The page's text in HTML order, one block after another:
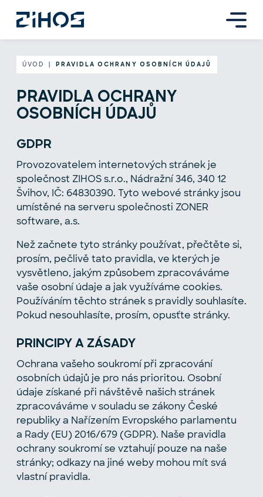
ÚVOD |PRAVIDLA OCHRANY OSOBNÍCH ÚDAJŮ
PRAVIDLA OCHRANY
OSOBNÍCH ÚDAJŮ
GDPR
Provozovatelem internetových stránek je
společnost ZIHOS s.r.o., Nádražní 346, 340 12
Švihov, IČ: 64830390. Tyto webové stránky jsou
umístěné na serveru společnosti ZONER
software, a.s.
Než začnete tyto stránky používat, přečtěte si,
prosím, pečlivě tato pravidla, ve kterých je
vysvětleno, jakým způsobem zpracováváme
vaše osobní údaje a jak využíváme cookies.
Používáním těchto stránek s pravidly souhlasíte.
Pokud nesouhlasíte, prosím, opusťte stránky.
PRINCIPY A ZÁSADY
Ochrana vašeho soukromí při zpracování
osobních údajů je pro nás prioritou. Osobní
údaje získané při návštěvě našich stránek
zpracováváme v souladu se zákony České
republiky a Nařízením Evropského parlamentu
a Rady (EU) 2016/679 (GDPR). Naše pravidla
ochrany soukromí se vztahují pouze na naše
stránky; odkazy na jiné weby mohou mít svá
vlastní pravidla.